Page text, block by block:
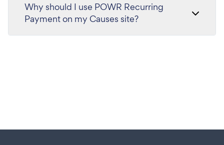
Why should I use POWR Recurring
Payment on my Causes site?